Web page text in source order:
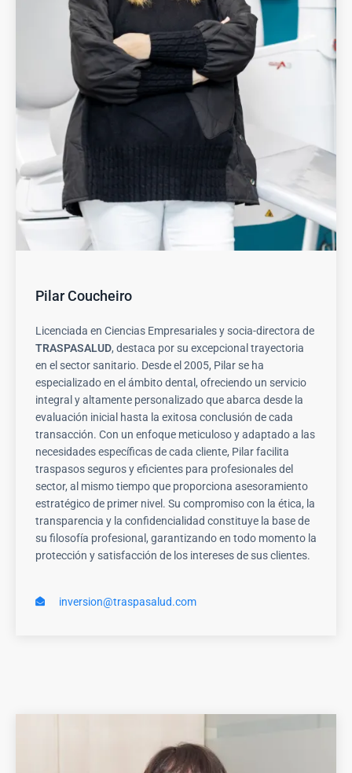
Pilar Coucheiro
Licenciada en Ciencias Empresariales y socia-directora de
TRASPASALUD, destaca por su excepcional trayectoria
en el sector sanitario. Desde el 2005, Pilar se ha
especializado en el ámbito dental, ofreciendo un servicio
integral y altamente personalizado que abarca desde la
evaluación inicial hasta la exitosa conclusión de cada
transacción. Con un enfoque meticuloso y adaptado a las
necesidades específicas de cada cliente, Pilar facilita
traspasos seguros y eficientes para profesionales del
sector, al mismo tiempo que proporciona asesoramiento
estratégico de primer nivel. Su compromiso con la ética, la
transparencia y la confidencialidad constituye la base de
su filosofía profesional, garantizando en todo momento la
protección y satisfacción de los intereses de sus clientes.
inversion@traspasalud.com